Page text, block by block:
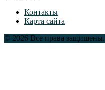
Контакты
Карта сайта
© 2026 Все права защищены.